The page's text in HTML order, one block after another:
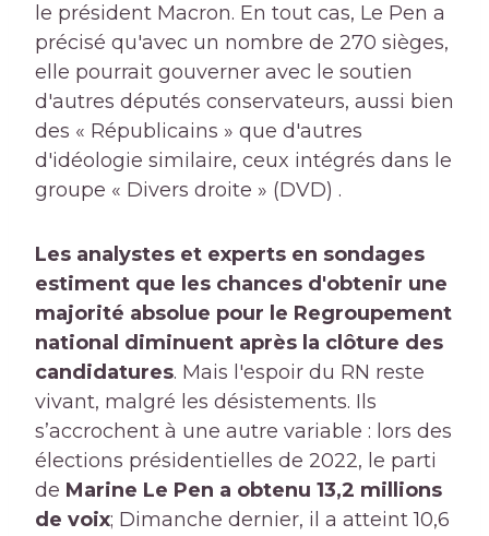
le président Macron. En tout cas, Le Pen a
précisé qu'avec un nombre de 270 sièges,
elle pourrait gouverner avec le soutien
d'autres députés conservateurs, aussi bien
des « Républicains » que d'autres
d'idéologie similaire, ceux intégrés dans le
groupe « Divers droite » (DVD) .
Les analystes et experts en sondages
estiment que les chances d'obtenir une
majorité absolue pour le Regroupement
national diminuent après la clôture des
candidatures. Mais l'espoir du RN reste
vivant, malgré les désistements. Ils
s’accrochent à une autre variable : lors des
élections présidentielles de 2022, le parti
de Marine Le Pen a obtenu 13,2 millions
de voix; Dimanche dernier, il a atteint 10,6